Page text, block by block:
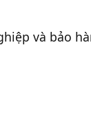
và bảo